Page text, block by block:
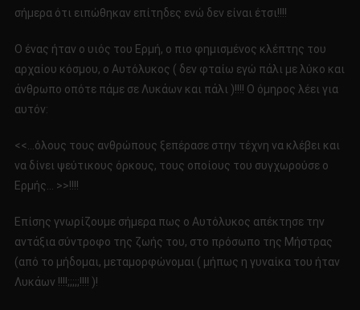
σήμερα ότι ειπώθηκαν επίτηδες ενώ δεν είναι έτσι!!!!
Ο ένας ήταν ο υιός του Ερμή, ο πιο φημισμένος κλέπτης του
αρχαίου κόσμου, ο Αυτόλυκος ( δεν φταίω εγώ πάλι με λύκο και
άνθρωπο οπότε πάμε σε Λυκάων και πάλι )!!!! Ο όμηρος λέει για
αυτόν:
<<…όλους τους ανθρώπους ξεπέρασε στην τέχνη να κλέβει και
να δίνει ψεύτικους όρκους, τους οποίους του συγχωρούσε ο
Ερμής… >>!!!!
Επίσης γνωρίζουμε σήμερα πως ο Αυτόλυκος απέκτησε την
αντάξια σύντροφο της ζωής του, στο πρόσωπο της Μήστρας
(από το μήδομαι, μεταμορφώνομαι ( μήπως η γυναίκα του ήταν
Λυκάων !!!!;;;;;!!!! )!